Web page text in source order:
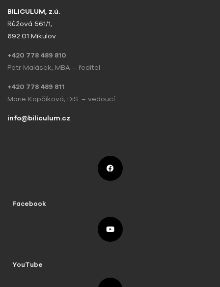
BILICULUM, z.ú.
Růžová 561/1,
692 01 Mikulov
+420 778 489 810
Petr Malásek, MBA – ředitel
+420 778 489 811
Marie Kopčíková, DiS. – vedoucí
info@biliculum.cz
Facebook
YouTube